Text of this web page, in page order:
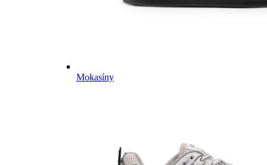
Mokasíny